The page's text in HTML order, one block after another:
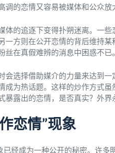
调的恋情又容易被媒体和公众放
体的追逐下变得扑朔迷离。一
一方则在公开恋情的背后维持
丝在真假难辨的消息中困惑不已。
会选择借助媒介的力量来达到
成为热话题。这样的炒作方式
暴露出的恋情，是否真实？外界
恋情”现象
已经成为一种公开的秘密。许